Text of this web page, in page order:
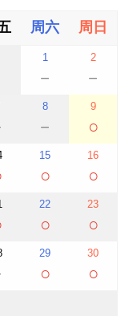
周六 周日
1
－
2
－
8
－
9
○
15
○
16
○
22
○
23
○
29
○
30
○